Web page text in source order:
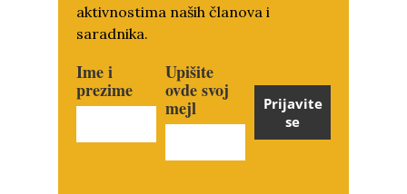
aktivnostima naših članova i
saradnika.
Ime i
prezime
Upišite
ovde svoj
mejl
Prijavite
se